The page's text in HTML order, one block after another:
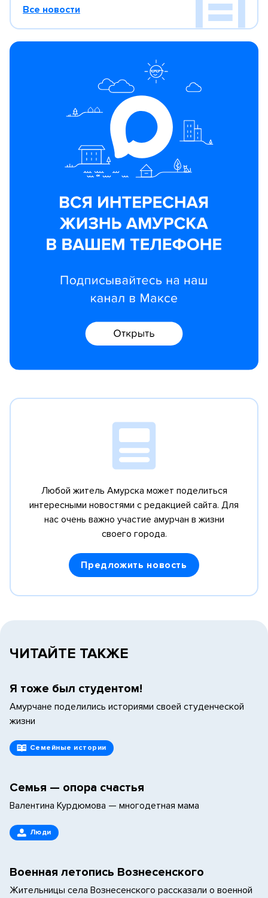
Все новости
Любой житель Амурска может поделиться
интересными новостями с редакцией сайта. Для
нас очень важно участие амурчан в жизни
своего города.
Предложить новость
ЧИТАЙТЕ ТАКЖЕ
Я тоже был студентом!
Амурчане поделились историями своей студенческой
жизни
Семейные истории
Семья — опора счастья
Валентина Курдюмова — многодетная мама
Люди
Военная летопись Вознесенского
Жительницы села Вознесенского рассказали о военной